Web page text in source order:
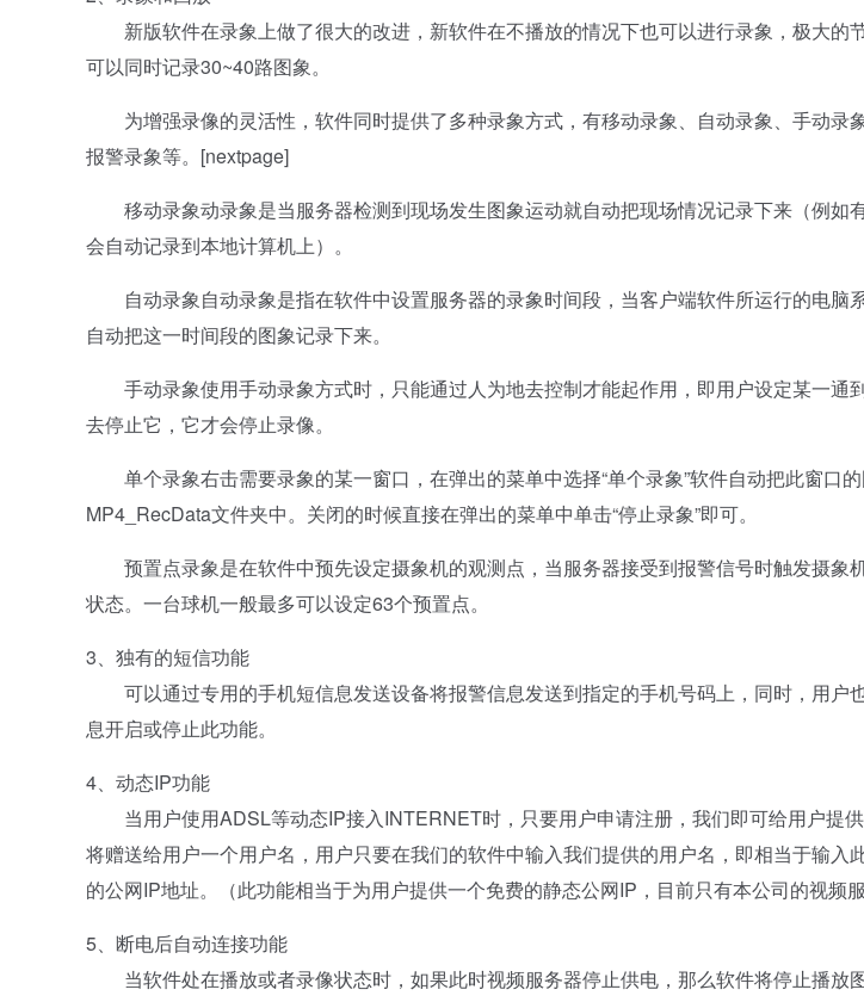
新版软件在录象上做了很大的改进，新软件在不播放的情况下也可以进行录象，极大的
可以同时记录30~40路图象。
为增强录像的灵活性，软件同时提供了多种录象方式，有移动录象、自动录象、手动录象
报警录象等。[nextpage]
移动录象动录象是当服务器检测到现场发生图象运动就自动把现场情况记录下来（例如
会自动记录到本地计算机上）。
自动录象自动录象是指在软件中设置服务器的录象时间段，当客户端软件所运行的电脑
自动把这一时间段的图象记录下来。
手动录象使用手动录象方式时，只能通过人为地去控制才能起作用，即用户设定某一通
去停止它，它才会停止录像。
单个录象右击需要录象的某一窗口，在弹出的菜单中选择“单个录象”软件自动把此窗口
MP4_RecData文件夹中。关闭的时候直接在弹出的菜单中单击“停止录象”即可。
预置点录象是在软件中预先设定摄象机的观测点，当服务器接受到报警信号时触发摄象
状态。一台球机一般最多可以设定63个预置点。
3、独有的短信功能
可以通过专用的手机短信息发送设备将报警信息发送到指定的手机号码上，同时，用户
息开启或停止此功能。
4、动态IP功能
当用户使用ADSL等动态IP接入INTERNET时，只要用户申请注册，我们即可给用户提供
将赠送给用户一个用户名，用户只要在我们的软件中输入我们提供的用户名，即相当于输入
的公网IP地址。（此功能相当于为用户提供一个免费的静态公网IP，目前只有本公司的视频
5、断电后自动连接功能
当软件处在播放或者录像状态时，如果此时视频服务器停止供电，那么软件将停止播放